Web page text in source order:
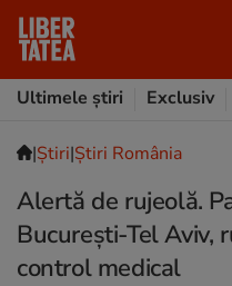
Ultimele știri
Exclusiv
|Ştiri|Știri România
Alertă de rujeolă.
Bucureşti-Tel Aviv,
control medical